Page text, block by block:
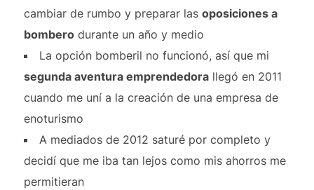
cambiar de rumbo y preparar las oposiciones a
bomberodurante un año y medio
La opción bomberil no funcionó, así que mi
segunda aventura emprendedorallegó en 2011
cuando me uní a la creación de una empresa de
enoturismo
A mediados de 2012 saturé por completo y
decidí que me iba tan lejos como mis ahorros me
permitieran